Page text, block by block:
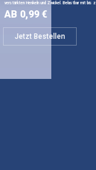
verstärkten Henkeln und Zwickel. Belastbar mit bis
Jetzt Bestellen
AB 0,99 €